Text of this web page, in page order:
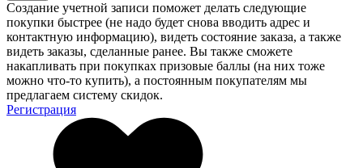
Создание учетной записи поможет делать следующие
покупки быстрее (не надо будет снова вводить адрес и
контактную информацию), видеть состояние заказа, а также
видеть заказы, сделанные ранее. Вы также сможете
накапливать при покупках призовые баллы (на них тоже
можно что-то купить), а постоянным покупателям мы
предлагаем систему скидок.
Регистрация